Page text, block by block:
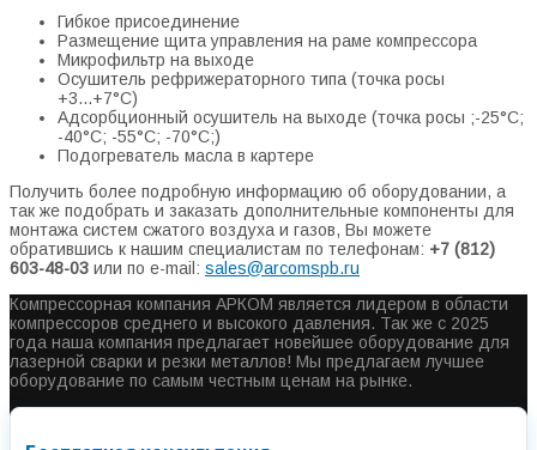
Гибкое присоединение
Размещение щита управления на раме компрессора
Микрофильтр на выходе
Осушитель рефрижераторного типа (точка росы
+3...+7°С)
Адсорбционный осушитель на выходе (точка росы ;-25°С;
-40°С; -55°С; -70°С;)
Подогреватель масла в картере
Получить более подробную информацию об оборудовании, а
так же подобрать и заказать дополнительные компоненты для
монтажа систем сжатого воздуха и газов, Вы можете
обратившись к нашим специалистам по телефонам: +7 (812)
603-48-03 или по e-mail: sales@arcomspb.ru
Компрессорная компания АРКОМ является лидером в области
компрессоров среднего и высокого давления. Так же с 2025
года наша компания предлагает новейшее оборудование для
лазерной сварки и резки металлов! Мы предлагаем лучшее
оборудование по самым честным ценам на рынке.